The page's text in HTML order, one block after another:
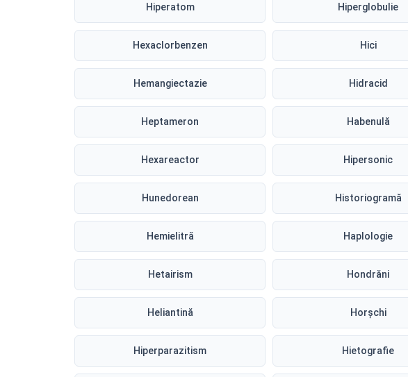
Hiperatom Hiperglobulie
Hexaclorbenzen Hici
Hemangiectazie Hidracid
Heptameron Habenulă
Hexareactor Hipersonic
Hunedorean Historiogramă
Hemielitră Haplologie
Hetairism Hondrăni
Heliantină Horșchi
Hiperparazitism Hietografie